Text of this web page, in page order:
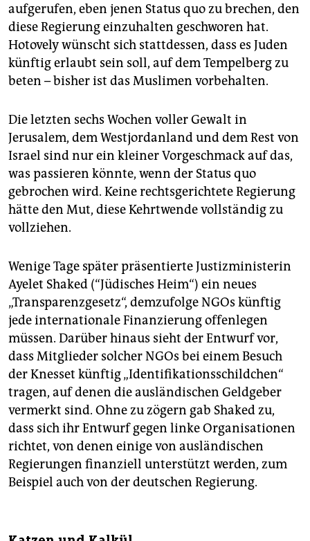
aufgerufen, eben jenen Status quo zu brechen, den
diese Regierung einzuhalten geschworen hat.
Hotovely wünscht sich stattdessen, dass es Juden
künftig erlaubt sein soll, auf dem Tempelberg zu
beten – bisher ist das Muslimen vorbehalten.
Die letzten sechs Wochen voller Gewalt in
Jerusalem, dem Westjordanland und dem Rest von
Israel sind nur ein kleiner Vorgeschmack auf das,
was passieren könnte, wenn der Status quo
gebrochen wird. Keine rechtsgerichtete Regierung
hätte den Mut, diese Kehrtwende vollständig zu
vollziehen.
Wenige Tage später präsentierte Justizministerin
Ayelet Shaked (“Jüdisches Heim“) ein neues
„Transparenzgesetz“, demzufolge NGOs künftig
jede internationale Finanzierung offenlegen
müssen. Darüber hinaus sieht der Entwurf vor,
dass Mitglieder solcher NGOs bei einem Besuch
der Knesset künftig „Identifikationsschildchen“
tragen, auf denen die ausländischen Geldgeber
vermerkt sind. Ohne zu zögern gab Shaked zu,
dass sich ihr Entwurf gegen linke Organisationen
richtet, von denen einige von ausländischen
Regierungen finanziell unterstützt werden, zum
Beispiel auch von der deutschen Regierung.